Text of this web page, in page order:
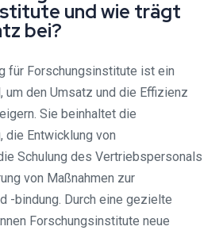
und wie trägt
bei?
für Forschungsinstitute ist ein
den Umsatz und die Effizienz
Sie beinhaltet die
die Entwicklung von
Schulung des Vertriebspersonals
von Maßnahmen zur
-bindung. Durch eine gezielte
Forschungsinstitute neue